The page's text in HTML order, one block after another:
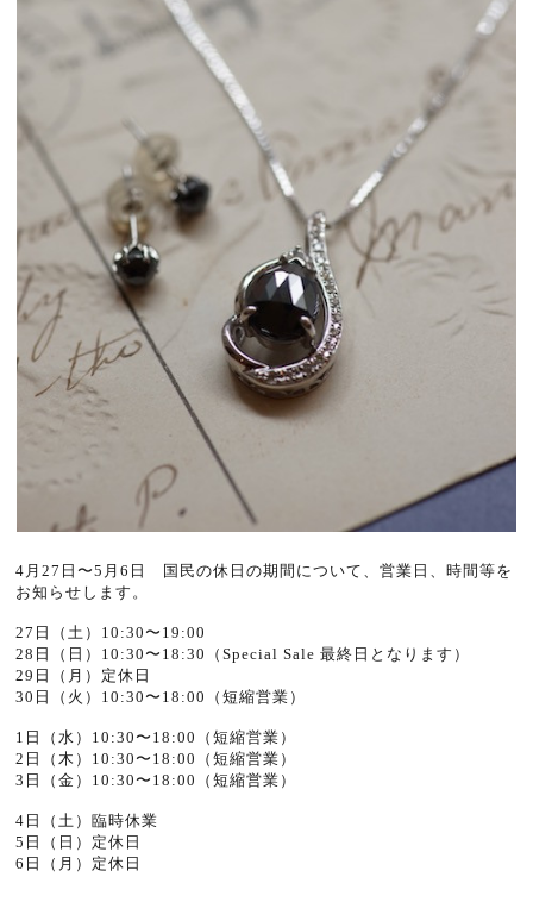
4月27日〜5月6日 国民の休日の期間について、営業日、時間等を
お知らせします。
27日（土）10:30〜19:00
28日（日）10:30〜18:30（Special Sale 最終日となります）
29日（月）定休日
30日（火）10:30〜18:00（短縮営業）
1日（水）10:30〜18:00（短縮営業）
2日（木）10:30〜18:00（短縮営業）
3日（金）10:30〜18:00（短縮営業）
4日（土）臨時休業
5日（日）定休日
6日（月）定休日